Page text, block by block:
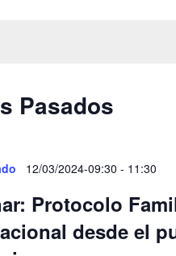
Pasados
12/03/2024-09:30 - 11:30
Protocolo
desde el